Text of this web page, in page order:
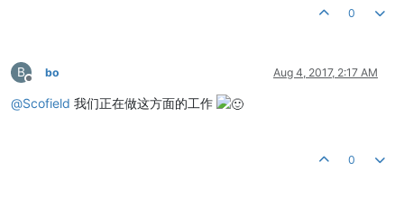
0
B
Offline
bo Aug 4, 2017, 2:17 AM
@Scofield 我们正在做这方面的工作
0